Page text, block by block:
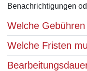
Benachrichtigungen
Welche
Welche Fristen